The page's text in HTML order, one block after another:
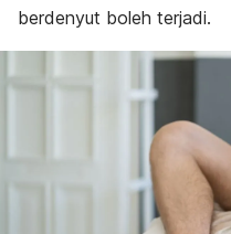
berdenyut boleh terjadi.